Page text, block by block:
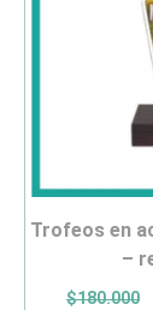
trofeos en acrilico de motocross
–
$180.000